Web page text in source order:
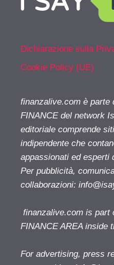
Dichiarazione sulla
Cookie Policy (UE)
finanzalive.com è parte
FINANCE del network
editoriale comprende
indipendente che
appassionati ed esperti
Per pubblicità,
collaborazioni:
finanzalive.com is part
FINANCE AREA
For advertising, press